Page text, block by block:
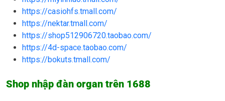
https://casiohfs.tmall.com/
https://nektar.tmall.com/
https://shop512906720.taobao.com/
https://4d-space.taobao.com/
https://bokuts.tmall.com/
Shop nhập đàn organ trên 1688